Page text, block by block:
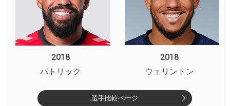
2018
2018
パトリック
ウェリントン
選手比較ページ